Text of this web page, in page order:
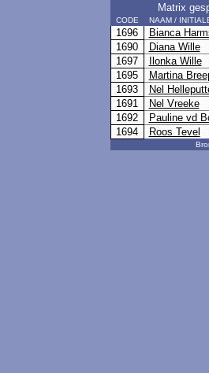
Matrix
CODE NAAM /
1696
Bianca
1690
Diana Wille
1697
Ilonka Wille
1695
Martina
1693
Nel
1691
Nel Vreeke
1692
Pauline vd
1694
Roos Tevel